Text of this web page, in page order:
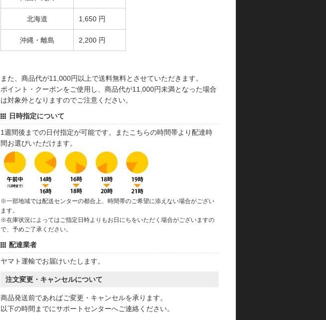
北海道 1,650 円
沖縄・離島 2,200 円
また、商品代が11,000円以上で送料無料とさせていただきます。
ポイント・クーポンをご使用し、商品代が11,000円未満となった場合
は対象外となりますのでご注意ください。
日時指定について
1週間後までの日付指定が可能です。またこちらの時間帯より配達時
間お選びいただけます。
※一部地域では配送センターの都合上、時間帯のご希望に添えない場合がござい
ます。
※在庫状況によってはご指定日時よりもお日にちをいただく場合がございますの
で、予めご了承ください。
配達業者
ヤマト運輸でお届けいたします。
注文変更・キャンセルについて
商品発送前であればご変更・キャンセルを承ります。
以下の時間までにサポートセンターへご連絡ください。